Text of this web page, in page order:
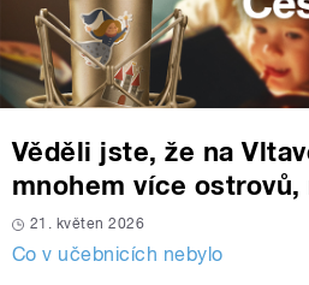
Věděli jste, že na
mnohem více
21. květen 2026
Co v učebnicích nebylo